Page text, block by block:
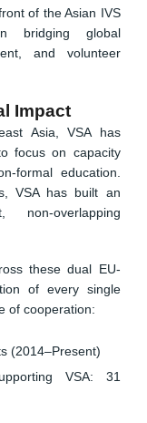
of the Asian IVS
bridging global
and volunteer
Impact
Asia, VSA has
focus on capacity
formal education.
VSA has built an
overlapping
these dual EU-
of every single
of cooperation:
(2014–Present)
VSA: 31